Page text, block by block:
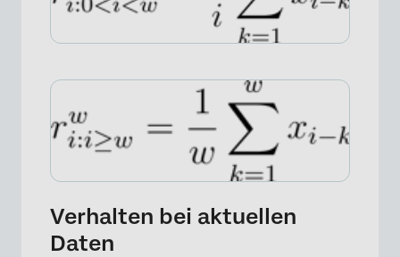
Verhalten bei aktuellen
Daten